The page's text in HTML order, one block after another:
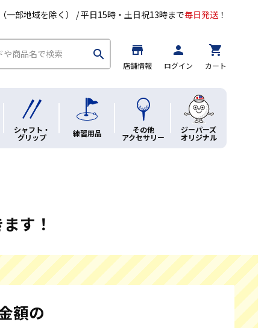
一部地域を除く） / 平日15時・土日祝13時まで毎日発送 ！
search store
店舗情報
person
ログイン
shopping_cart
カート
シャフト・
グリップ 練習用品 その他
アクセサリー
ジーパーズ
オリジナル
す！
額の